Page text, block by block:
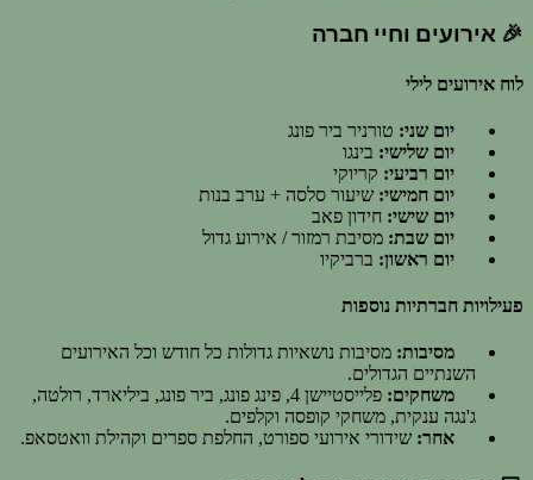
🎉 אירועים וחיי חברה
לוח אירועים לילי
יום שני: טורניר ביר פונג
יום שלישי: בינגו
יום רביעי: קריוקי
יום חמישי: שיעור סלסה + ערב בנות
יום שישי: חידון פאב
יום שבת: מסיבת רמזור / אירוע גדול
יום ראשון: ברביקיו
פעילויות חברתיות נוספות
מסיבות: מסיבות נושאיות גדולות כל חודש וכל האירועים
השנתיים הגדולים.
משחקים:
פלייסטיישן 4, פינג פונג, ביר פונג, ביליארד, רולטה,
ג'נגה ענקית, משחקי קופסה וקלפים.
אחר: שידורי אירועי ספורט, החלפת ספרים וקהילת וואטסאפ.